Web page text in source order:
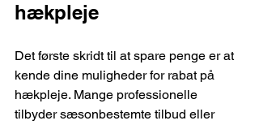
hækpleje
Det første skridt til at spare penge er at
kende dine muligheder for rabat på
hækpleje. Mange professionelle
tilbyder sæsonbestemte tilbud eller